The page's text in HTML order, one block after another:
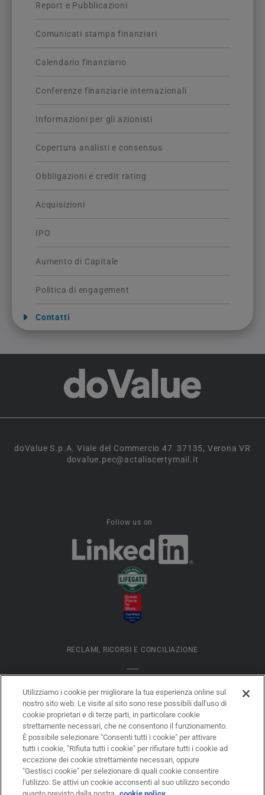
Report e Pubblicazioni
Comunicati stampa finanziari
Calendario finanziario
Conferenze finanziarie internazionali
Informazioni per gli azionisti
Copertura analisti e consensus
Obbligazioni e credit rating
Acquisizioni
IPO
Aumento di Capitale
Politica di engagement
Contatti
doValue S.p.A. Viale del Commercio 47 37135, Verona VR
dovalue.pec@actaliscertymail.it
Follow us on
RECLAMI, RICORSI E CONCILIAZIONE
INFORMATIVA COOKIES
DATI SOCIETARI
LEGAL DISCLAIMER
Utilizziamo i cookie per migliorare la tua esperienza online sul
nostro sito web. Le visite al sito sono rese possibili dall'uso di
cookie proprietari e di terze parti, in particolare cookie
strettamente necessari, che ne consentono il funzionamento.
È possibile selezionare "Consenti tutti i cookie" per attivare
tutti i cookie, "Rifiuta tutti i cookie" per rifiutare tutti i cookie ad
eccezione dei cookie strettamente necessari, oppure
"Gestisci cookie" per selezionare di quali cookie consentire
l'utilizzo. Se attivi un cookie acconsenti al suo utilizzo secondo